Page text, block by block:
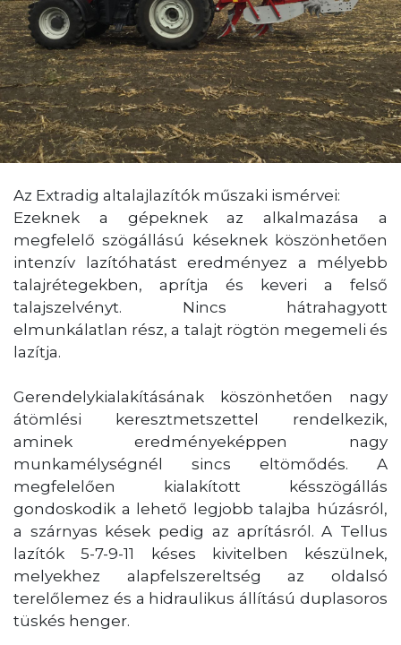
Az Extradig altalajlazítók műszaki ismérvei:
Ezeknek a gépeknek az alkalmazása a
megfelelő szögállású késeknek köszönhetően
intenzív lazítóhatást eredményez a mélyebb
talajrétegekben, aprítja és keveri a felső
talajszelvényt. Nincs hátrahagyott
elmunkálatlan rész, a talajt rögtön megemeli és
lazítja.
Gerendelykialakításának köszönhetően nagy
átömlési keresztmetszettel rendelkezik,
aminek eredményeképpen nagy
munkamélységnél sincs eltömődés. A
megfelelően kialakított késszögállás
gondoskodik a lehető legjobb talajba húzásról,
a szárnyas kések pedig az aprításról. A Tellus
lazítók 5-7-9-11 késes kivitelben készülnek,
melyekhez alapfelszereltség az oldalsó
terelőlemez és a hidraulikus állítású duplasoros
tüskés henger.